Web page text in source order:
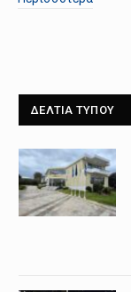
ΔΕΛΤΙΑ ΤΥΠΟΥ